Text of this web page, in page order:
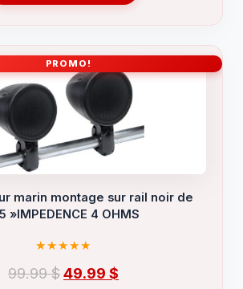
PROMO!
marin montage sur rail noir de
»IMPEDENCE 4 OHMS
99.99$Le
49.99 $